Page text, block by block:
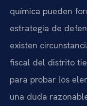
química pueden
estrategia de
existen
fiscal del distrito
para probar los
una duda